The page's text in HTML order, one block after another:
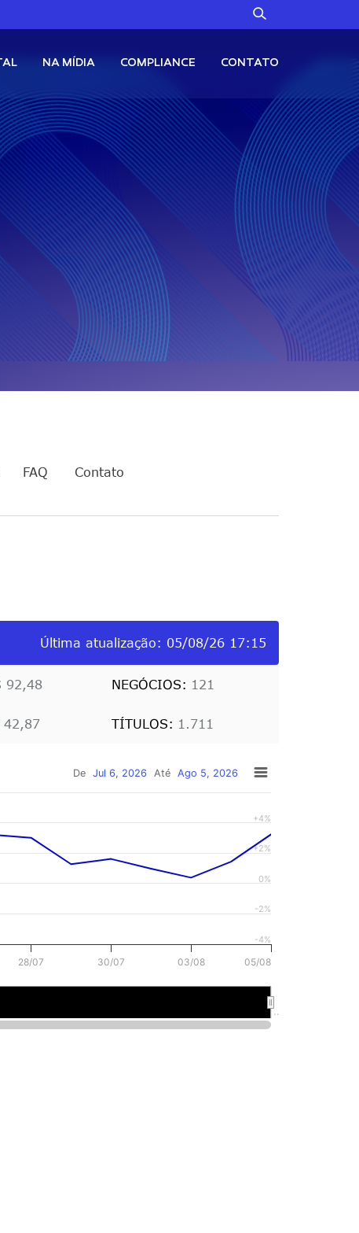
Alternativos
Ouro + Bitcoin
Renda Fixa
Renda Fixa em Dólares
NA MÍDIA COMPLIANCE CONTATO
Fale Conosco
Canal no WhatsApp
Canal de Denúncias
FAQ Contato
Última atualização: 05/08/26 17:15
92,48
42,87
NEGÓCIOS: 121
TÍTULOS: 1.711
De Jul 6, 2026 Até Ago 5, 2026
28/07 30/07 03/08 05/08
…
-4%
-2%
0%
+2%
+4%